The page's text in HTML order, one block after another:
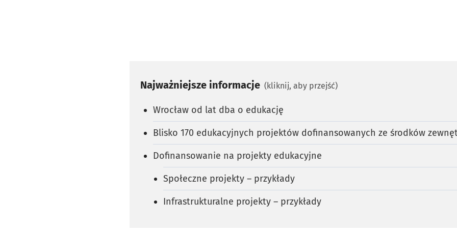
Najważniejsze informacje (kliknij, aby przejść)
Wrocław od lat dba o edukację
Blisko 170 edukacyjnych projektów dofinansowanych ze środków
Dofinansowanie na projekty edukacyjne
Społeczne projekty – przykłady
Infrastrukturalne projekty – przykłady